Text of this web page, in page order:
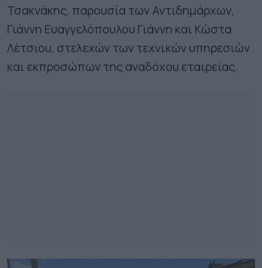
Τσακνάκης, παρουσία των Αντιδημάρχων,
Γιάννη Ευαγγελόπουλου Γιάννη και Κώστα
Λέτσιου, στελεχών των τεχνικών υπηρεσιών
και εκπροσώπων της αναδόχου εταιρείας.